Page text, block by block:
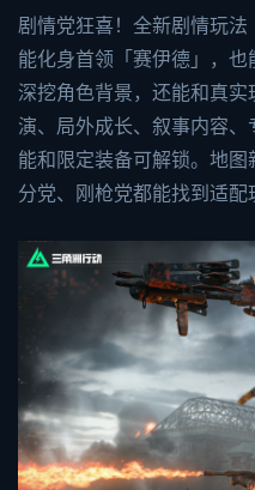
剧情党狂喜！全新剧情玩
能化身首领「赛伊德」，
深挖角色背景，还能和真
演、局外成长、叙事内容
能和限定装备可解锁。地
分党、刚枪党都能找到适配